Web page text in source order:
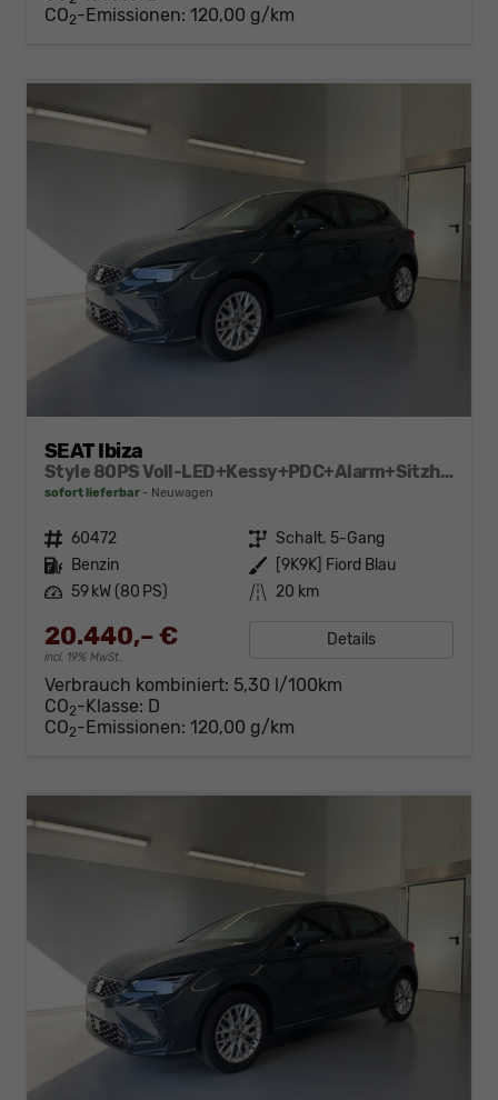
CO2-Emissionen: 120,00 g/km
SEAT Ibiza
Style 80PS Voll-LED+Kessy+PDC+Alarm+Sitzheizung+Kamera+App-Connect
sofort lieferbar Neuwagen
Fahrzeugnr. 60472 Getriebe Schalt. 5-Gang
Kraftstoff Benzin Außenfarbe
[9K9K] Fiord Blau
Leistung 59 kW (80 PS) Kilometerstand 20 km
20.440,– €
incl. 19% MwSt.
Details
Verbrauch kombiniert: 5,30 l/100km
CO2-Klasse: D
CO2-Emissionen: 120,00 g/km